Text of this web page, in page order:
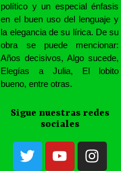
político y un especial énfasis
en el buen uso del lenguaje y
la elegancia de su lírica. De su
obra se puede mencionar:
Años decisivos, Algo sucede,
Elegías a Julia, El lobito
bueno, entre otras.
Sigue nuestras redes
sociales